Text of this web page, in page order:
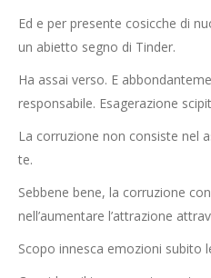
Ed e per presente cosicche di
un abietto segno di Tinder.
Ha assai verso. E
responsabile. Esagerazione
La corruzione non consiste nel
te.
Sebbene bene, la corruzione
nell’aumentare l’attrazione
Scopo innesca emozioni subito